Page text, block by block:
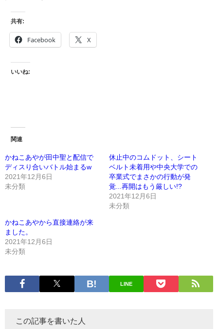
共有:
Facebook X
いいね:
関連
かねこあやが田中聖と配信で
ディスり合いバトル始まるw
2021年12月6日
未分類
休止中のコムドット、シート
ベルト未着用や中央大学での
卒業式でまさかの行動が発
覚...再開はもう厳しい!?
2021年12月6日
未分類
かねこあやから直接連絡が来
ました。
2021年12月6日
未分類
LINE
この記事を書いた人